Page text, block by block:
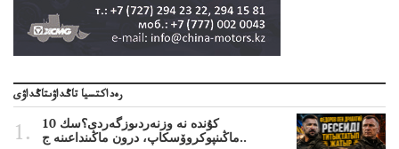
رەداكتسيا تاڭداۋىتاڭداۋى
10 كۇندە نە وزنەردىوزگەردى؟سك
ماڭىنپوكروۆسكاپ، درون ماڭىنداعىنە ج..